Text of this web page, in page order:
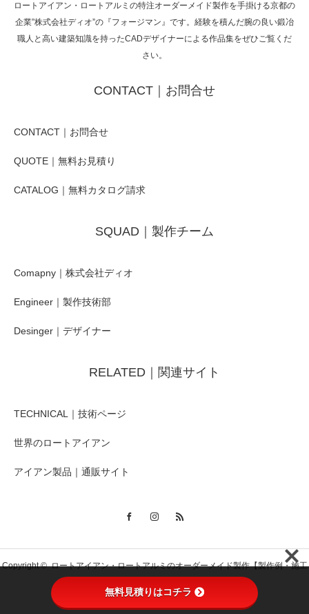
ロートアイアン・ロートアルミの特注オーダーメイド製作を手掛ける京都の
企業”株式会社ディオ”の『フォージマン』です。経験を積んだ腕の良い鍛冶
職人と高い建築知識を持ったCADデザイナーによる作品集をぜひご覧くだ
さい。
CONTACT｜お問合せ
CONTACT｜お問合せ
QUOTE｜無料お見積り
CATALOG｜無料カタログ請求
SQUAD｜製作チーム
Comapny｜株式会社ディオ
Engineer｜製作技術部
Desinger｜デザイナー
RELATED｜関連サイト
TECHNICAL｜技術ページ
世界のロートアイアン
アイアン製品｜通販サイト
Copyright ©ロートアイアン・ロートアルミのオーダーメイド製作【製作例・施工
例】
無料見積りはコチラ